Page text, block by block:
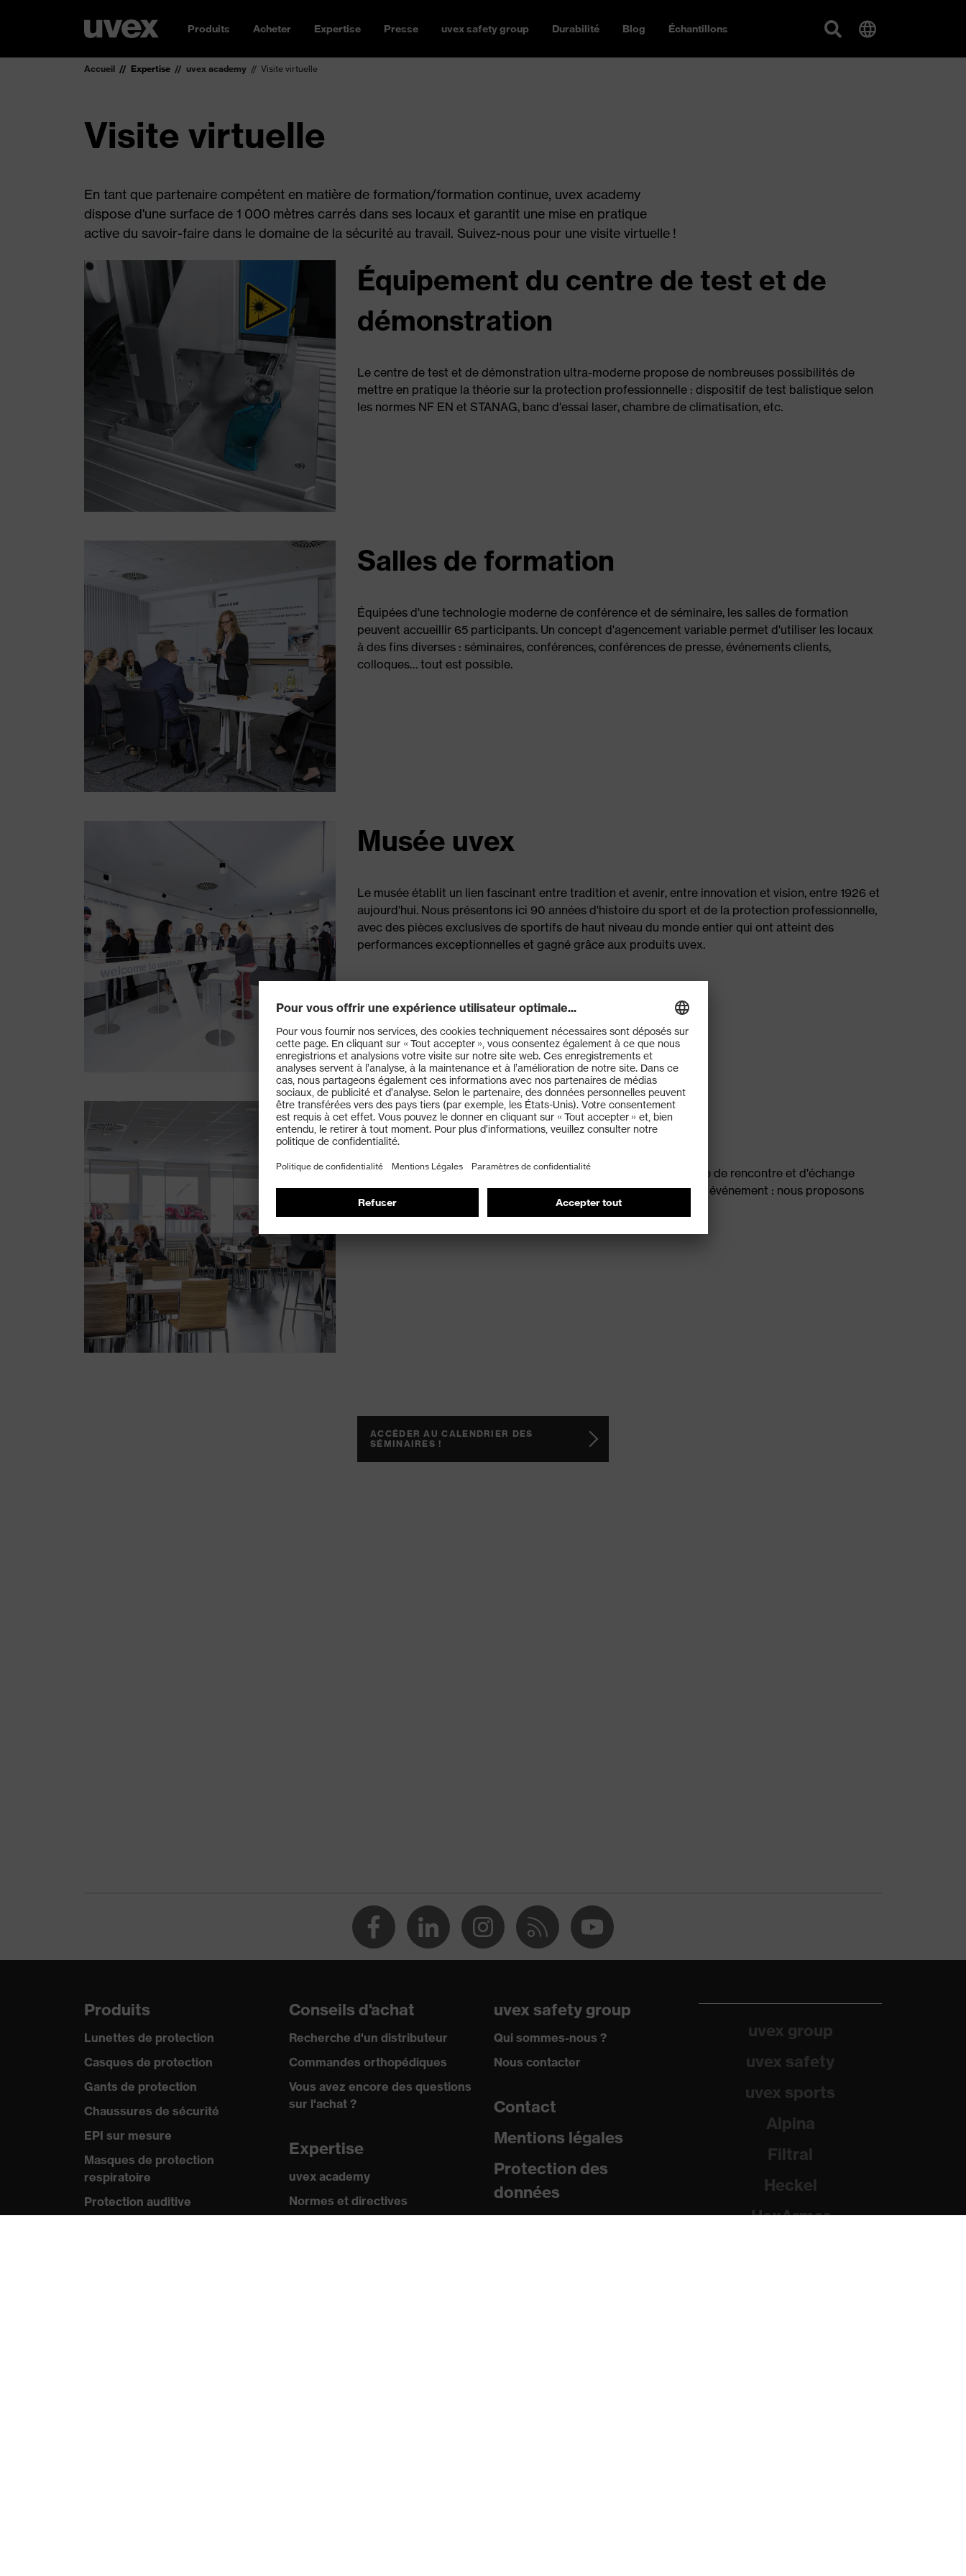
Produits Acheter Expertise Presse uvex safety group Durabilité Blog Échantillons
Accueil Expertise uvex academy Visite virtuelle
Visite virtuelle
En tant que partenaire compétent en matière de formation/formation continue, uvex academy
dispose d'une surface de 1 000 mètres carrés dans ses locaux et garantit une mise en pratique
active du savoir-faire dans le domaine de la sécurité au travail. Suivez-nous pour une visite virtuelle !
Équipement du centre de test et de
démonstration
Le centre de test et de démonstration ultra-moderne propose de nombreuses possibilités de
mettre en pratique la théorie sur la protection professionnelle : dispositif de test balistique selon
les normes NF EN et STANAG, banc d'essai laser, chambre de climatisation, etc.
Salles de formation
Équipées d'une technologie moderne de conférence et de séminaire, les salles de formation
peuvent accueillir 65 participants. Un concept d'agencement variable permet d'utiliser les locaux
à des fins diverses : séminaires, conférences, conférences de presse, événements clients,
colloques… tout est possible.
Musée uvex
Le musée établit un lien fascinant entre tradition et avenir, entre innovation et vision, entre 1926 et
aujourd'hui. Nous présentons ici 90 années d'histoire du sport et de la protection professionnelle,
avec des pièces exclusives de sportifs de haut niveau du monde entier qui ont atteint des
performances exceptionnelles et gagné grâce aux produits uvex.
Bistro uvex academy
Le bistro uvex academy permet de se détendre et offre un espace de rencontre et d'échange
autour de chaque événement. Séminaire, conférence, colloque ou événement : nous proposons
une variété de repas à nos clients ainsi que différentes surprises.
ACCÉDER AU CALENDRIER DES
SÉMINAIRES !
Produits
Lunettes de protection
Casques de protection
Gants de protection
Chaussures de sécurité
EPI sur mesure
Masques de protection
respiratoire
Protection auditive
Conseils d'achat
Recherche d'un distributeur
Commandes orthopédiques
Vous avez encore des questions
sur l'achat ?
Expertise
uvex academy
Normes et directives
uvex safety group
Qui sommes-nous ?
Nous contacter
Contact
Mentions légales
Protection des
données
uvex group
uvex safety
uvex sports
Alpina
Filtral
Heckel
HexArmor